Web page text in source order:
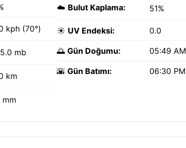
kph (70°)
mb
km
mm
☁️ Bulut Kaplama: 51%
☀️ UV Endeksi: 0.0
🌅 Gün Doğumu: 05:49 AM
🌇 Gün Batımı: 06:30 PM